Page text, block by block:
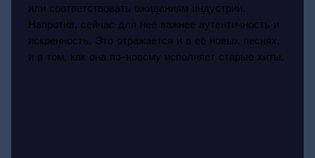
или соответствовать ожиданиям индустрии.
Напротив, сейчас для неё важнее аутентичность и
искренность. Это отражается и в её новых песнях,
и в том, как она по-новому исполняет старые хиты.